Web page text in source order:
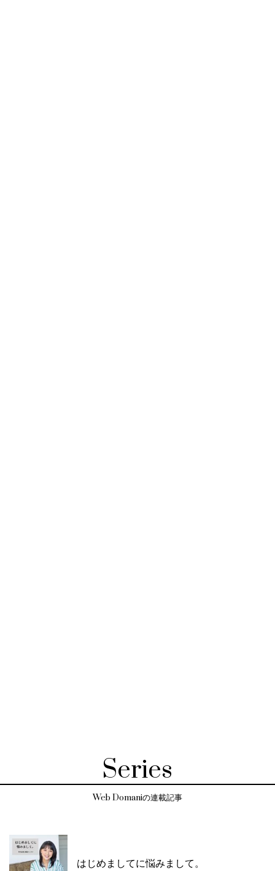
Series
Web Domaniの連載記事
はじめましてに悩みまして。